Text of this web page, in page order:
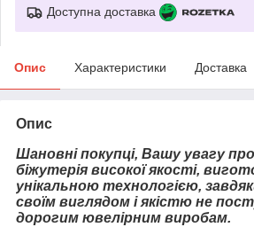
Доступна доставка
Опис Характеристики Доставка
Опис
Шановні покупці, Вашу увагу
біжутерія високої якості,
унікальною технологією,
своїм виглядом і якістю не
дорогим ювелірним виробам.